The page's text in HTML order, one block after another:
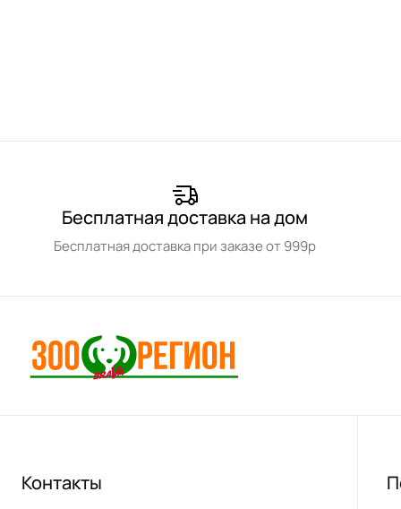
Бесплатная доставка на дом
Бесплатная доставка при заказе от 999р
Контакты